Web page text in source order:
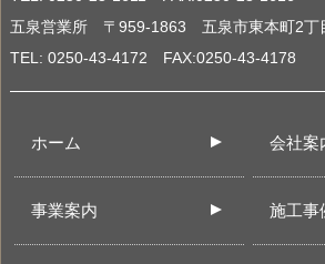
五泉営業所 〒959-1863 五泉市東本町2丁
TEL: 0250-43-4172 FAX:0250-43-4178
ホーム 会社案
事業案内 施工事